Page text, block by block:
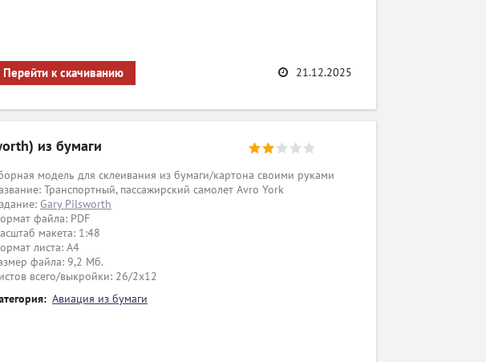
Перейти к скачиванию 21.12.2025
из бумаги
модель для склеивания из бумаги/картона своими руками
Транспортный, пассажирский самолет Avro York
Gary Pilsworth
файла: PDF
макета: 1:48
листа: А4
файла: 9,2 Мб.
всего/выкройки: 26/2x12
Авиация из бумаги